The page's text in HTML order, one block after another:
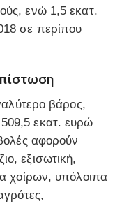
ενώ 1,5 εκατ.
σε περίπου
βάρος,
εκατ. ευρώ
αφορούν
εξισωτική,
χοίρων, υπόλοιπα